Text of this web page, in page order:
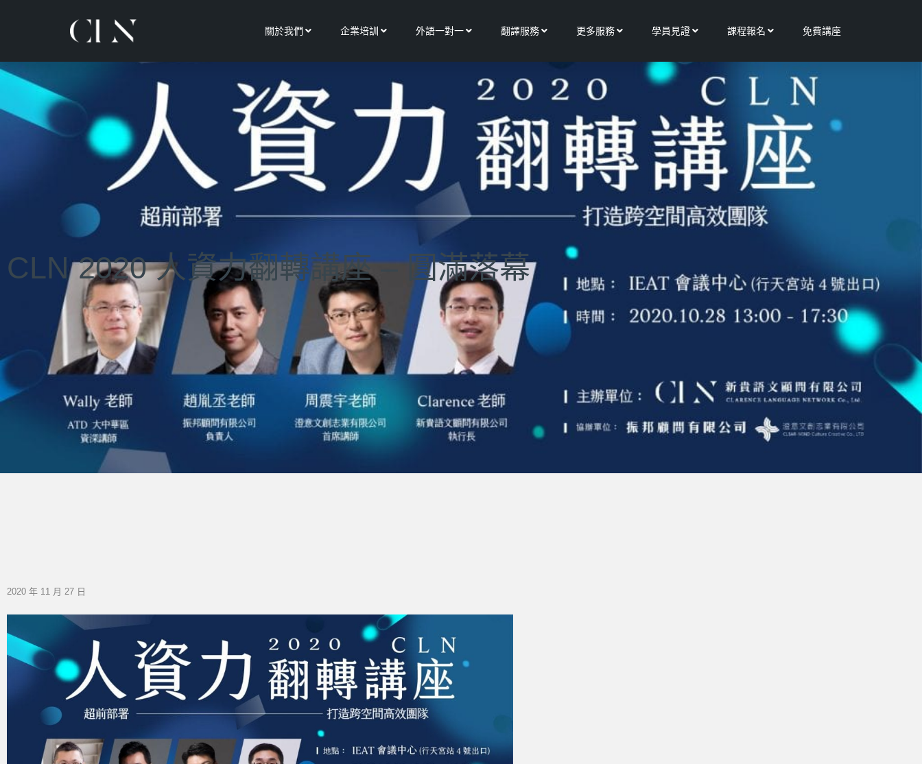
關於我們 Open 關於我們
企業培訓 Open 企業培訓
外語一對一Open 外語一對一
翻譯服務Open 翻譯服務
更多服務Open 更多服務
學員見證Open 學員見證
課程報名 Open 課程報名
免費講座
CLN 2020 人資力翻轉講座 – 圓滿落幕
2020 年 11 月 27 日